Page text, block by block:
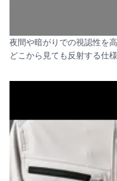
夜間や暗がりでの視認性を
どこから見ても反射する仕様